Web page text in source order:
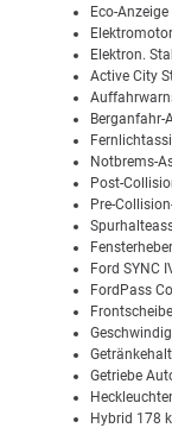
Eco-
Elektron.
Active City
Berganfahr-
Notbrems-
Post-
Pre-
Ford SYNC
FordPass
Getriebe
Hybrid 178